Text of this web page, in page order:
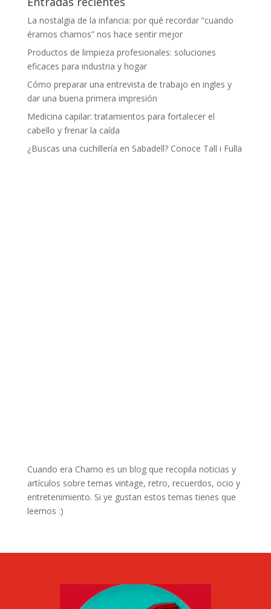
La nostalgia de la infancia: por qué recordar “cuando
éramos chamos” nos hace sentir mejor
Productos de limpieza profesionales: soluciones
eficaces para industria y hogar
Cómo preparar una entrevista de trabajo en ingles y
dar una buena primera impresión
Medicina capilar: tratamientos para fortalecer el
cabello y frenar la caída
¿Buscas una cuchillería en Sabadell? Conoce Tall i Fulla
Cuando era Chamo es un blog que recopila noticias y
artículos sobre temas vintage, retro, recuerdos, ocio y
entretenimiento. Si ye gustan estos temas tienes que
leernos :)